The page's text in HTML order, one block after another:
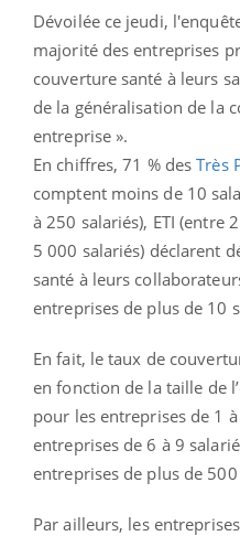
Dévoilée ce jeudi,
majorité des entreprises
couverture santé à leurs
de la généralisation de la
entreprise ».
En chiffres, 71 % desTrès
comptent moins de 10
à 250 salariés), ETI (entre
5 000 salariés) déclarent
santé à leurs
entreprises de plus de 10
En fait, le taux de
en fonction de la taille de
pour les entreprises de 1
entreprises de 6 à 9
entreprises de plus de
Par ailleurs, les